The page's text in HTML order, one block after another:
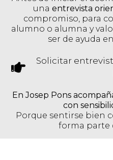
una entrevista
compromiso, para
alumno o alumna y
ser de ayuda
Solicitar
En Josep Pons
con
Porque sentirse bien
forma parte